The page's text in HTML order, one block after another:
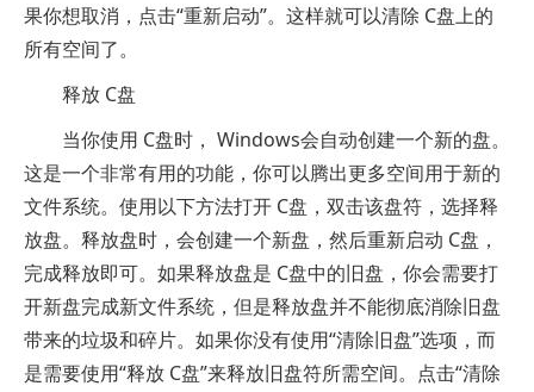
果你想取消，点击“重新启动”。这样就可以清除 C盘上的
所有空间了。
释放 C盘
当你使用 C盘时， Windows会自动创建一个新的盘。
这是一个非常有用的功能，你可以腾出更多空间用于新的
文件系统。使用以下方法打开 C盘，双击该盘符，选择释
放盘。释放盘时，会创建一个新盘，然后重新启动 C盘，
完成释放即可。如果释放盘是 C盘中的旧盘，你会需要打
开新盘完成新文件系统，但是释放盘并不能彻底消除旧盘
带来的垃圾和碎片。如果你没有使用“清除旧盘”选项，而
是需要使用“释放 C盘”来释放旧盘符所需空间。点击“清除